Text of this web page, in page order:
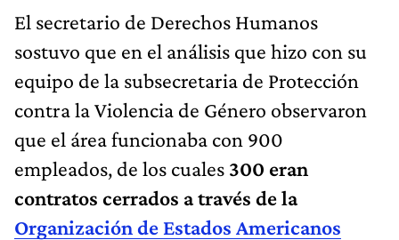
El secretario de Derechos Humanos
sostuvo que en el análisis que hizo con su
equipo de la subsecretaria de Protección
contra la Violencia de Género observaron
que el área funcionaba con 900
empleados, de los cuales 300 eran
contratos cerrados a través de la
Organización de Estados Americanos